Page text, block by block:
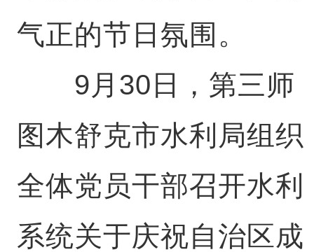
气正的节日氛围。
9月30日，第三师
图木舒克市水利局组织
全体党员干部召开水利
系统关于庆祝自治区成